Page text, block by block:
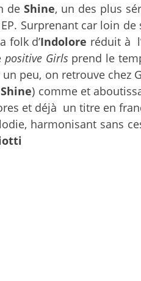
deShine, un des plus
Surprenant car loin
folk d’Indolore réduit à
positive Girls prend le
peu, on retrouve chez
Shine) comme et
et déjà un titre en
harmonisant sans